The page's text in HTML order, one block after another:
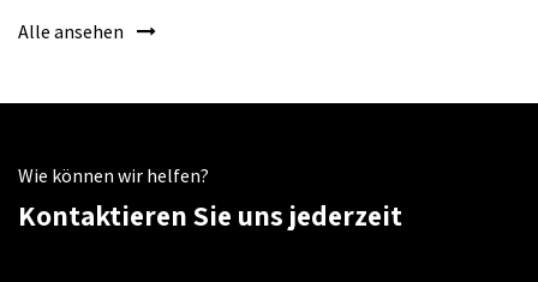
Alle ansehen
Wie können wir helfen?
Kontaktieren Sie uns jederzeit